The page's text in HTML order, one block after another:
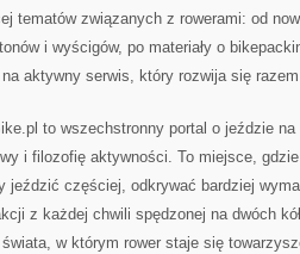
tematów związanych z rowerami: od
i wyścigów, po materiały o
aktywny serwis, który rozwija się
to wszechstronny portal o jeździe na
i filozofię aktywności. To miejsce,
jeździć częściej, odkrywać bardziej
z każdej chwili spędzonej na dwóch
w którym rower staje się